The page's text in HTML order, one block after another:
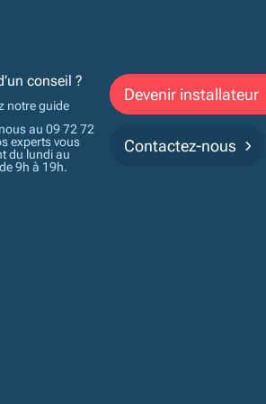
conseil ?
notre guide
au 09 72 72
experts vous
du lundi au
9h à 19h.
Devenir installateur
Contactez-nous